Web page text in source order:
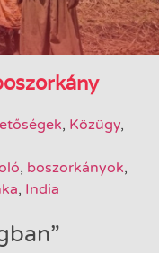
, Közügy,
, boszorkányok,
, India